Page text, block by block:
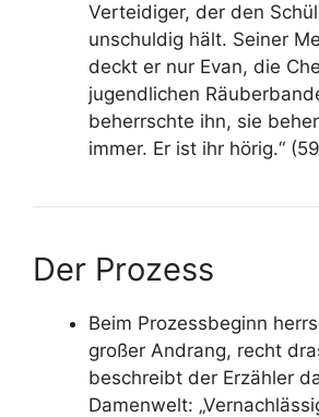
Verteidiger, der den
unschuldig hält. Seiner
deckt er nur Evan, die
jugendlichen
beherrschte ihn, sie
immer. Er ist ihr hörig.“
Der Prozess
Beim Prozessbeginn
großer Andrang, recht
beschreibt der Erzähler
Damenwelt: